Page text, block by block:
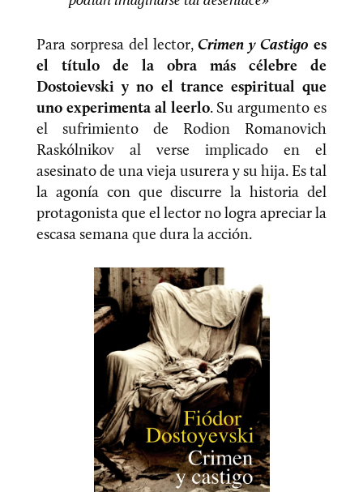
Para sorpresa del lector, Crimen y Castigo es
el título de la obra más célebre de
Dostoievski y no el trance espiritual que
uno experimenta al leerlo. Su argumento es
el sufrimiento de Rodion Romanovich
Raskólnikov al verse implicado en el
asesinato de una vieja usurera y su hija. Es tal
la agonía con que discurre la historia del
protagonista que el lector no logra apreciar la
escasa semana que dura la acción.